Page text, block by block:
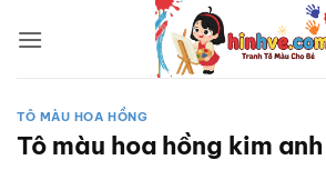
qua
TÔ MÀU HOA HỒNG
Tô màu hoa hồng kim anh